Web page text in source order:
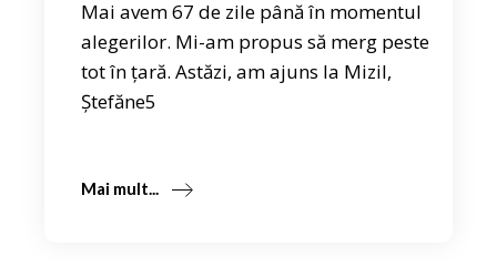
Mai avem 67 de zile până în momentul
alegerilor. Mi-am propus să merg peste
tot în țară. Astăzi, am ajuns la Mizil,
Ștefăne5
Mai mult...